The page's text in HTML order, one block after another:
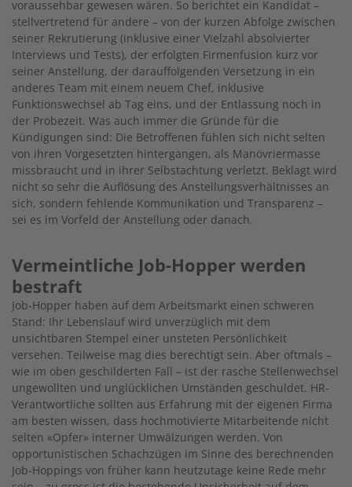
voraussehbar gewesen wären. So berichtet ein Kandidat –
stellvertretend für andere – von der kurzen Abfolge zwischen
seiner Rekrutierung (inklusive einer Vielzahl absolvierter
Interviews und Tests), der erfolgten Firmenfusion kurz vor
seiner Anstellung, der darauffolgenden Versetzung in ein
anderes Team mit einem neuem Chef, inklusive
Funktionswechsel ab Tag eins, und der Entlassung noch in
der Probezeit. Was auch immer die Gründe für die
Kündigungen sind: Die Betroffenen fühlen sich nicht selten
von ihren Vorgesetzten hintergangen, als Manövriermasse
missbraucht und in ihrer Selbstachtung verletzt. Beklagt wird
nicht so sehr die Auflösung des Anstellungsverhältnisses an
sich, sondern fehlende Kommunikation und Transparenz –
sei es im Vorfeld der Anstellung oder danach.
Vermeintliche Job-Hopper werden
bestraft
Job-Hopper haben auf dem Arbeitsmarkt einen schweren
Stand: Ihr Lebenslauf wird unverzüglich mit dem
unsichtbaren Stempel einer unsteten Persönlichkeit
versehen. Teilweise mag dies berechtigt sein. Aber oftmals –
wie im oben geschilderten Fall – ist der rasche Stellenwechsel
ungewollten und unglücklichen Umständen geschuldet. HR-
Verantwortliche sollten aus Erfahrung mit der eigenen Firma
am besten wissen, dass hochmotivierte Mitarbeitende nicht
selten «Opfer» interner Umwälzungen werden. Von
opportunistischen Schachzügen im Sinne des berechnenden
Job-Hoppings von früher kann heutzutage keine Rede mehr